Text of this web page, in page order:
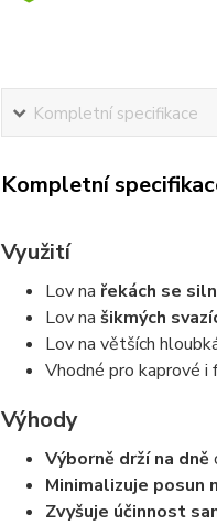
Kompletní specifikace
Kompletní
Využití
Lov na řekách se
Lov na šikmých
Lov na větších
Vhodné pro kaprové i
Výhody
Výborně drží na dně
Minimalizuje posun
Zvyšuje účinnost